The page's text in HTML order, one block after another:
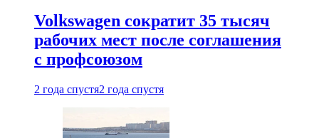
Volkswagen сократит 35 тысяч
рабочих мест после соглашения
с профсоюзом
2 года спустя2 года спустя